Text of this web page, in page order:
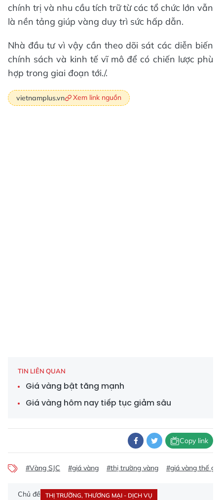
chính trị và nhu cầu tích trữ từ các tổ chức lớn vẫn
là nền tảng giúp vàng duy trì sức hấp dẫn.
Nhà đầu tư vì vậy cần theo dõi sát các diễn biến
chính sách và kinh tế vĩ mô để có chiến lược phù
hợp trong giai đoạn tới./.
vietnamplus.vn Xem link nguồn
TIN LIÊN QUAN
Giá vàng bật tăng mạnh
Giá vàng hôm nay tiếp tục giảm sâu
Copy link
#Vàng SJC #giá vàng #thị trường vàng #giá vàng thế
Chủ đề THỊ TRƯỜNG, THƯƠNG MẠI - DỊCH VỤ